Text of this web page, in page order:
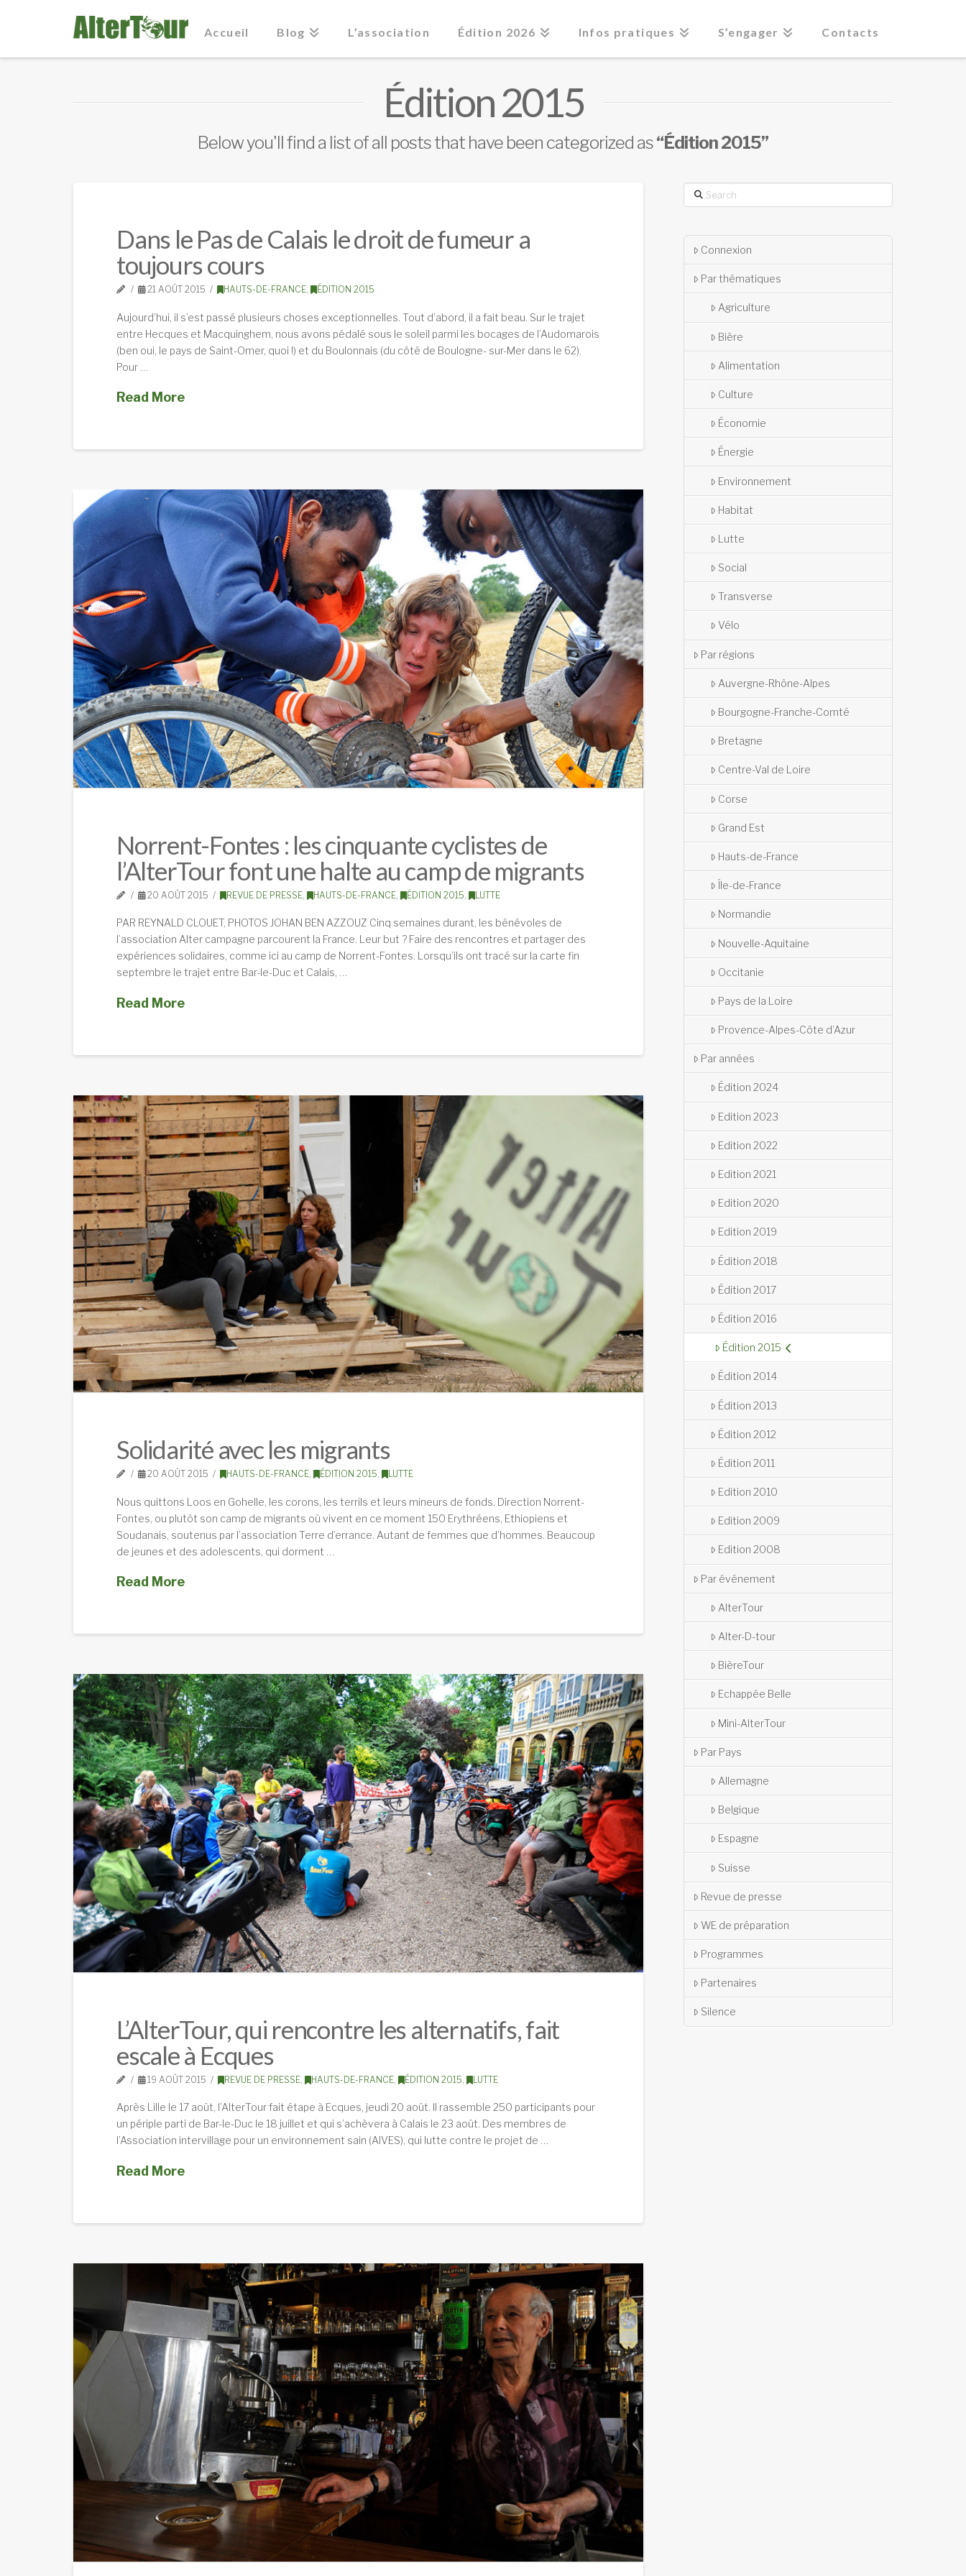
Accueil Blog L’association Édition 2026 Infos pratiques S’engager Contacts
Édition 2015
Below you'll find a list of all posts that have been categorized as“Édition 2015”
Dans le Pas de Calais le droit de fumeur a
toujours cours
21 AOÛT 2015 HAUTS-DE-FRANCE, ÉDITION 2015
Aujourd’hui, il s’est passé plusieurs choses exceptionnelles. Tout d’abord, il a fait beau. Sur le trajet
entre Hecques et Macquinghem, nous avons pédalé sous le soleil parmi les bocages de l’Audomarois
(ben oui, le pays de Saint-Omer, quoi !) et du Boulonnais (du côté de Boulogne- sur-Mer dans le 62).
Pour …
Read More
Norrent-Fontes : les cinquante cyclistes de
l’AlterTour font une halte au camp de migrants
20 AOÛT 2015 REVUE DE PRESSE, HAUTS-DE-FRANCE, ÉDITION 2015 LUTTE
PAR REYNALD CLOUET, PHOTOS JOHAN BEN AZZOUZ Cinq semaines durant, les bénévoles de
l’association Alter campagne parcourent la France. Leur but ? Faire des rencontres et partager des
expériences solidaires, comme ici au camp de Norrent-Fontes. Lorsqu’ils ont tracé sur la carte fin
septembre le trajet entre Bar-le-Duc et Calais, …
Read More
Solidarité avec les migrants
20 AOÛT 2015 HAUTS-DE-FRANCE, ÉDITION 2015, LUTTE
Nous quittons Loos en Gohelle, les corons, les terrils et leurs mineurs de fonds. Direction Norrent-
Fontes, ou plutôt son camp de migrants où vivent en ce moment 150 Erythréens, Ethiopiens et
Soudanais, soutenus par l’association Terre d’errance. Autant de femmes que d’hommes. Beaucoup
de jeunes et des adolescents, qui dorment …
Read More
L’AlterTour, qui rencontre les alternatifs, fait
escale à Ecques
19 AOÛT 2015 REVUE DE PRESSE, HAUTS-DE-FRANCE, ÉDITION 2015 LUTTE
Après Lille le 17 août, l’AlterTour fait étape à Ecques, jeudi 20 août. Il rassemble 250 participants pour
un périple parti de Bar-le-Duc le 18 juillet et qui s’achèvera à Calais le 23 août. Des membres de
l’Association intervillage pour un environnement sain (AIVES), qui lutte contre le projet de …
Read More
Search
Connexion
Par thématiques
Agriculture
Bière
Alimentation
Culture
Économie
Énergie
Environnement
Habitat
Lutte
Social
Transverse
Vélo
Par régions
Auvergne-Rhône-Alpes
Bourgogne-Franche-Comté
Bretagne
Centre-Val de Loire
Corse
Grand Est
Hauts-de-France
Île-de-France
Normandie
Nouvelle-Aquitaine
Occitanie
Pays de la Loire
Provence-Alpes-Côte d’Azur
Par années
Édition 2024
Edition 2023
Edition 2022
Edition 2021
Edition 2020
Edition 2019
Édition 2018
Édition 2017
Édition 2016
Édition 2015
Édition 2014
Édition 2013
Édition 2012
Édition 2011
Edition 2010
Edition 2009
Edition 2008
Par événement
AlterTour
Alter-D-tour
BièreTour
Echappée Belle
Mini-AlterTour
Par Pays
Allemagne
Belgique
Espagne
Suisse
Revue de presse
WE de préparation
Programmes
Partenaires
Silence